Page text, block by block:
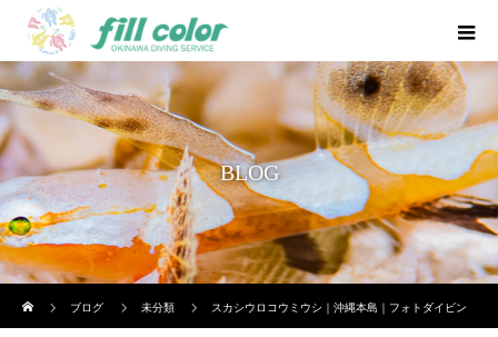
BLOG
ブログ
未分類 スカシウロコウミウシ｜沖縄本島｜フォトダイビン